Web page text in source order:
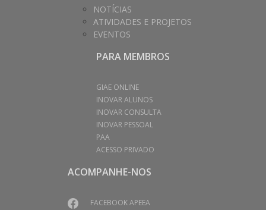
NOTÍCIAS
ATIVIDADES E PROJETOS
EVENTOS
PARA MEMBROS
GIAE ONLINE
INOVAR ALUNOS
INOVAR CONSULTA
INOVAR PESSOAL
PAA
ACESSO PRIVADO
ACOMPANHE-NOS
FACEBOOK APEEA